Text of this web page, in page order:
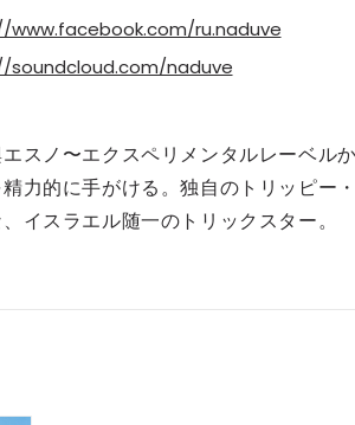
ru.naduve
soundcloud.com/naduve
スノ〜エクスペリメンタルレーベル
力的に手がける。独自のトリッピー
イスラエル随一のトリックスター。